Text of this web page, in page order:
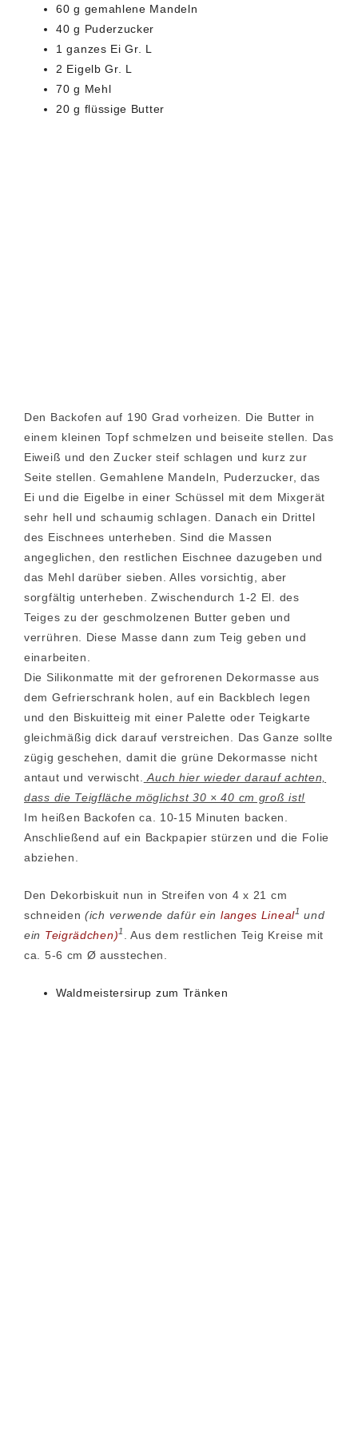
60 g gemahlene Mandeln
40 g Puderzucker
1 ganzes Ei Gr. L
2 Eigelb Gr. L
70 g Mehl
20 g flüssige Butter
Den Backofen auf 190 Grad vorheizen. Die Butter in
einem kleinen Topf schmelzen und beiseite stellen. Das
Eiweiß und den Zucker steif schlagen und kurz zur
Seite stellen. Gemahlene Mandeln, Puderzucker, das
Ei und die Eigelbe in einer Schüssel mit dem Mixgerät
sehr hell und schaumig schlagen. Danach ein Drittel
des Eischnees unterheben. Sind die Massen
angeglichen, den restlichen Eischnee dazugeben und
das Mehl darüber sieben. Alles vorsichtig, aber
sorgfältig unterheben. Zwischendurch 1-2 El. des
Teiges zu der geschmolzenen Butter geben und
verrühren. Diese Masse dann zum Teig geben und
einarbeiten.
Die Silikonmatte mit der gefrorenen Dekormasse aus
dem Gefrierschrank holen, auf ein Backblech legen
und den Biskuitteig mit einer Palette oder Teigkarte
gleichmäßig dick darauf verstreichen. Das Ganze sollte
zügig geschehen, damit die grüne Dekormasse nicht
antaut und verwischt.
Auch hier wieder darauf achten,
dass die Teigfläche möglichst 30 × 40 cm groß ist!
Im heißen Backofen ca. 10-15 Minuten backen.
Anschließend auf ein Backpapier stürzen und die Folie
abziehen.
Den Dekorbiskuit nun in Streifen von 4 x 21 cm
schneiden (ich verwende dafür ein langes Lineal1 und
ein Teigrädchen)1
. Aus dem restlichen Teig Kreise mit
ca. 5-6 cm Ø ausstechen.
Waldmeistersirup zum Tränken